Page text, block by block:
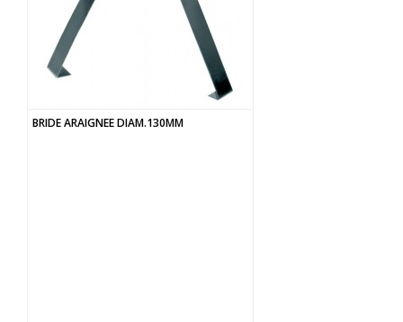
BRIDE ARAIGNEE DIAM.130MM